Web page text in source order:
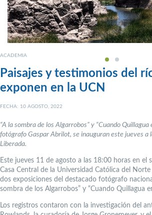
ACADEMIA
Paisajes y testimonios del
exponen en la UCN
FECHA: 10 AGOSTO, 2022
“A la sombra de los Algarrobos” y “Cuando Quillagua
fotógrafo Gaspar Abrilot, se inauguran este jueves a
Liberada.
Este jueves 11 de agosto a las 18:00 horas en el
Casa Central de la Universidad Católica del
dos exposiciones del destacado fotógrafo
sombra de los Algarrobos” y “Cuando Quillagua
Los registros contaron con la investigación del